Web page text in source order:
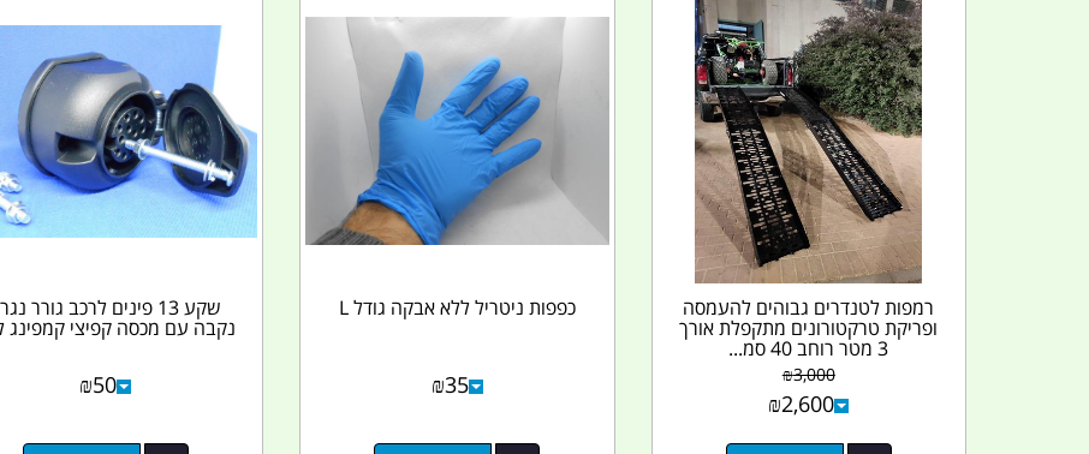
רמפות לטנדרים גבוהים להעמסה
ופריקת טרקטורונים מתקפלת אורך
3 מטר רוחב 40 סמ...
₪3,000
₪2,600
כפפות ניטריל ללא אבקה גודל L
₪35
שקע 13 פינים לרכב גורר
נקבה עם מכסה קפיצי קמפינג
₪50